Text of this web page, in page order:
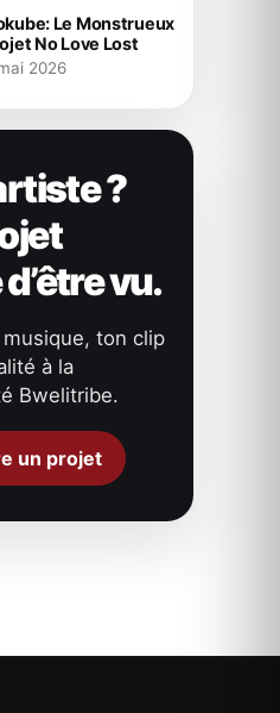
Le Monstrueux
No Love Lost
2026
?
vu.
ton clip
à la
Bwelitribe.
un projet